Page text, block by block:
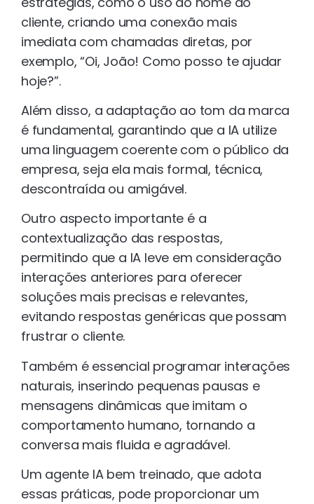
cliente, criando uma conexão mais
imediata com chamadas diretas, por
exemplo, “Oi, João! Como posso te ajudar
hoje?”.
Além disso, a adaptação ao tom da marca
é fundamental, garantindo que a IA utilize
uma linguagem coerente com o público da
empresa, seja ela mais formal, técnica,
descontraída ou amigável.
Outro aspecto importante é a
contextualização das respostas,
permitindo que a IA leve em consideração
interações anteriores para oferecer
soluções mais precisas e relevantes,
evitando respostas genéricas que possam
frustrar o cliente.
Também é essencial programar interações
naturais, inserindo pequenas pausas e
mensagens dinâmicas que imitam o
comportamento humano, tornando a
conversa mais fluida e agradável.
Um agente IA bem treinado, que adota
essas práticas, pode proporcionar um